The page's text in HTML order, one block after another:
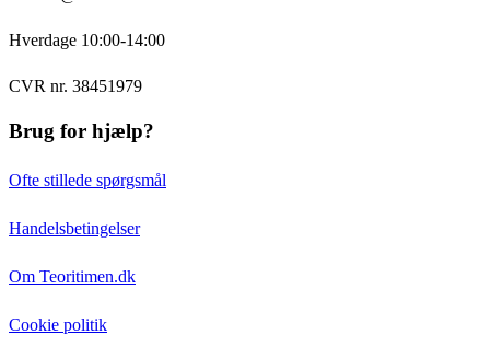
Hverdage 10:00-14:00
CVR nr. 38451979
Brug for hjælp?
Ofte stillede spørgsmål
Handelsbetingelser
Om Teoritimen.dk
Cookie politik